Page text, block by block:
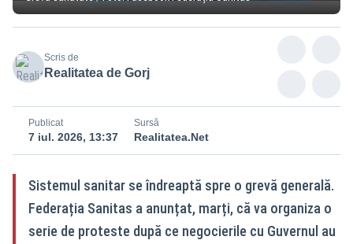
Scris de
Realitatea de Gorj
Publicat
7 iul. 2026, 13:37
Sursă
Realitatea.Net
Sistemul sanitar se îndreaptă spre o grevă generală.
Federația Sanitas a anunțat, marți, că va organiza o
serie de proteste după ce negocierile cu Guvernul au